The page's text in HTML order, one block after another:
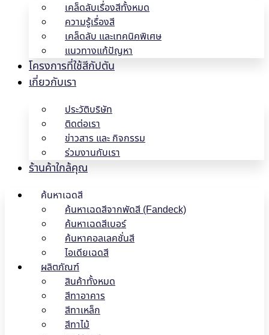
เคล็ดลับเรื่องสีทั้งหมด
ความรู้เรื่องสี
เคล็ดลับ และเทคนิคพิเศษ
แนวทางแก้ปัญหา
โครงการที่ใช้สีกัปตัน
เกี่ยวกับเรา
ประวัติบริษัท
ติดต่อเรา
ข่าวสาร และ กิจกรรม
ร่วมงานกับเรา
ร้านค้าใกล้คุณ
ค้นหาเฉดสี
ค้นหาเฉดสีจากพัดสี (Fandeck)
ค้นหาเฉดสีเบอร์
ค้นหาคอลเลคชั่นสี
ไอเดียเฉดสี
ผลิตภัณฑ์
สินค้าทั้งหมด
สีทาอาคาร
สีทาเหล็ก
สีทาไม้